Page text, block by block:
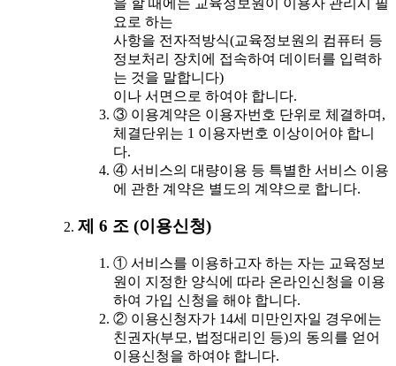
요로 하는
사항을 전자적방식(교육정보원의 컴퓨터 등
정보처리 장치에 접속하여 데이터를 입력하
는 것을 말합니다)
이나 서면으로 하여야 합니다.
③ 이용계약은 이용자번호 단위로 체결하며,
체결단위는 1 이용자번호 이상이어야 합니
다.
④ 서비스의 대량이용 등 특별한 서비스 이용
에 관한 계약은 별도의 계약으로 합니다.
제 6 조 (이용신청)
① 서비스를 이용하고자 하는 자는 교육정보
원이 지정한 양식에 따라 온라인신청을 이용
하여 가입 신청을 해야 합니다.
② 이용신청자가 14세 미만인자일 경우에는
친권자(부모, 법정대리인 등)의 동의를 얻어
이용신청을 하여야 합니다.